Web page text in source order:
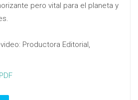
pero vital para el planeta y
Productora Editorial,